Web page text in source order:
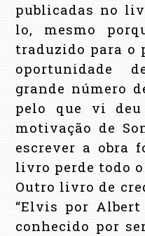
publicadas no
lo, mesmo
traduzido para o
oportunidade
grande número
pelo que vi deu
motivação de
escrever a obra
livro perde todo
Outro livro de
“Elvis por Albert
conhecido por